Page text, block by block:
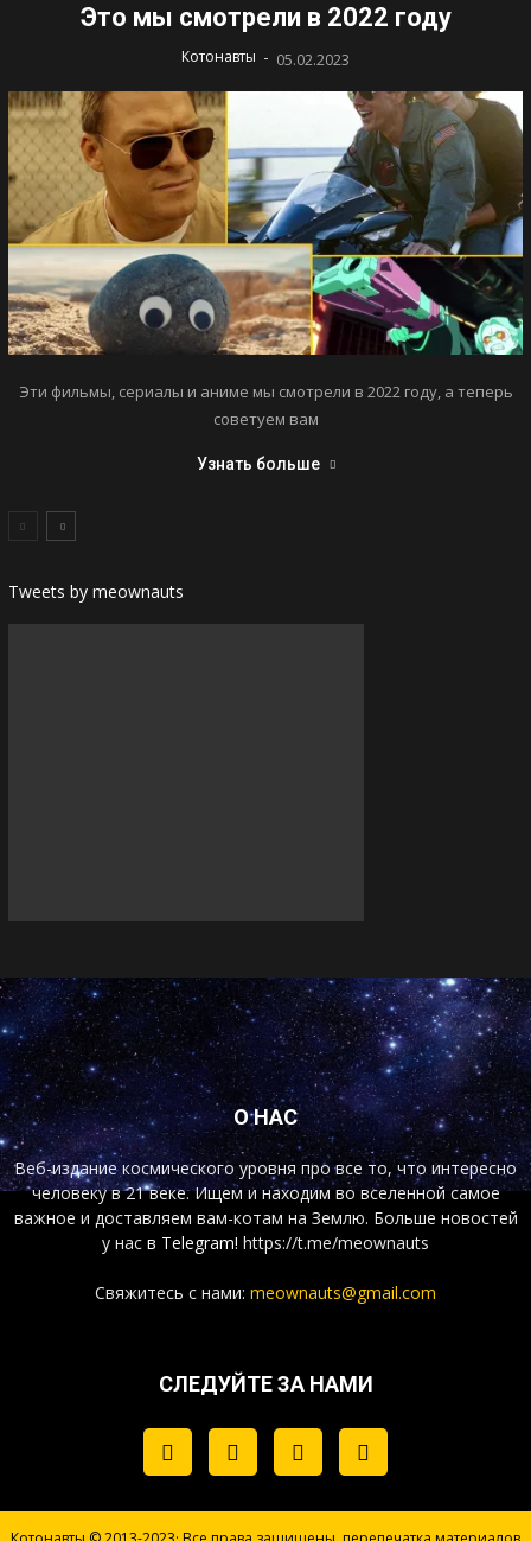
Это мы смотрели в 2022 году
Котонавты - 05.02.2023
Эти фильмы, сериалы и аниме мы смотрели в 2022 году, а теперь
советуем вам
Узнать больше
Tweets by meownauts
О НАС
Веб-издание космического уровня про все то, что интересно
человеку в 21 веке. Ищем и находим во вселенной самое
важное и доставляем вам-котам на Землю. Больше новостей
у нас в Telegram! https://t.me/meownauts
Свяжитесь с нами: meownauts@gmail.com
СЛЕДУЙТЕ ЗА НАМИ